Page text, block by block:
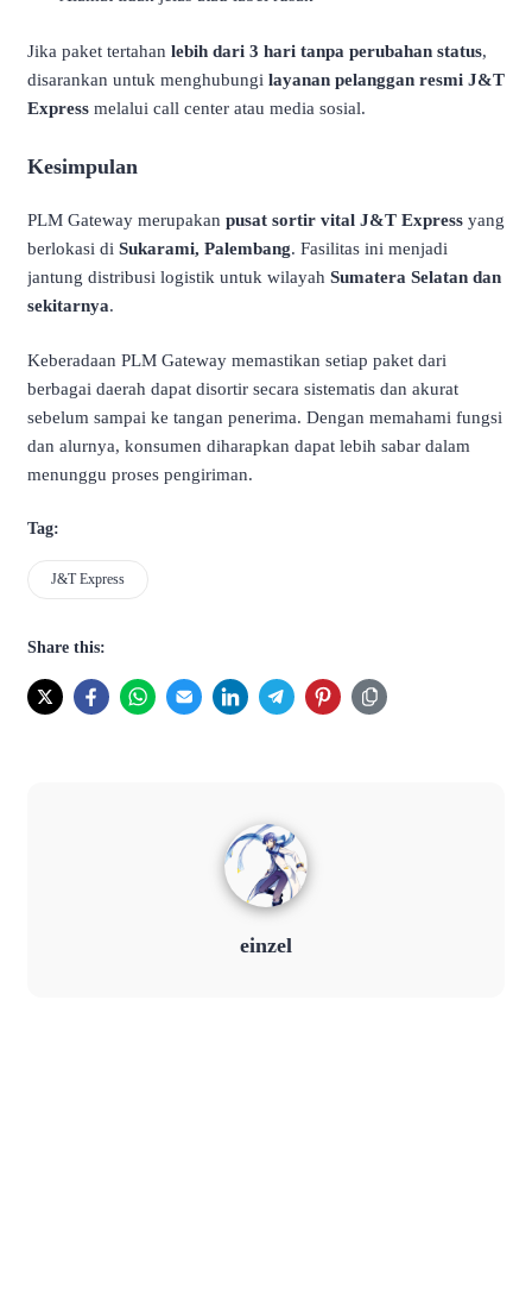
Jika paket tertahan lebih dari 3 hari tanpa perubahan status,
disarankan untuk menghubungi layanan pelanggan resmi J&T
Express melalui call center atau media sosial.
Kesimpulan
PLM Gateway merupakan pusat sortir vital J&T Express yang
berlokasi di Sukarami, Palembang. Fasilitas ini menjadi
jantung distribusi logistik untuk wilayah Sumatera Selatan dan
sekitarnya.
Keberadaan PLM Gateway memastikan setiap paket dari
berbagai daerah dapat disortir secara sistematis dan akurat
sebelum sampai ke tangan penerima. Dengan memahami fungsi
dan alurnya, konsumen diharapkan dapat lebih sabar dalam
menunggu proses pengiriman.
Tag:
J&T Express
Share this:
einzel